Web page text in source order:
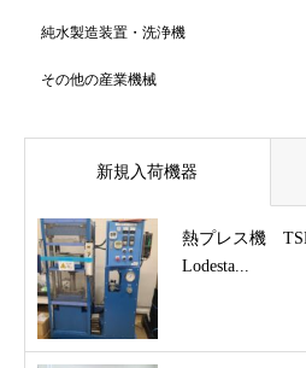
純水製造装置・洗浄機
その他の産業機械
新規入荷機器
熱プレス機
Lodesta...